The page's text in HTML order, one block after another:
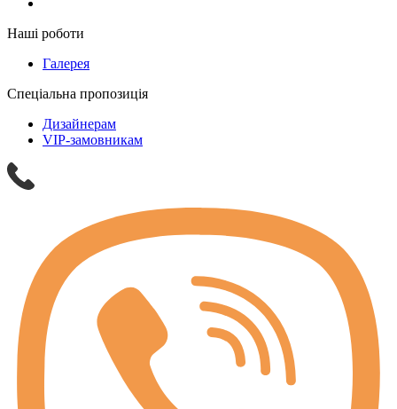
Наші роботи
Галерея
Спеціальна пропозиція
Дизайнерам
VIP-замовникам